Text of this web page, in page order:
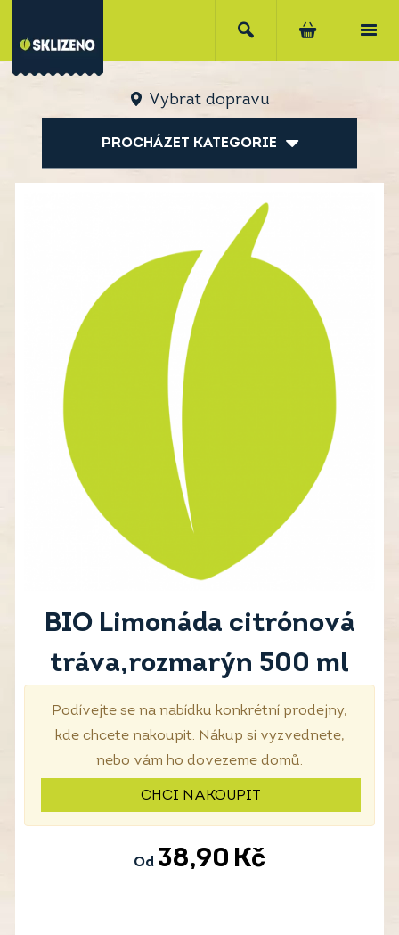
Vybrat dopravu
PROCHÁZET KATEGORIE
BIO Limonáda citrónová
tráva,rozmarýn 500 ml
Podívejte se na nabídku konkrétní prodejny,
kde chcete nakoupit. Nákup si vyzvednete,
nebo vám ho dovezeme domů.
CHCI NAKOUPIT
Od 38,90 Kč